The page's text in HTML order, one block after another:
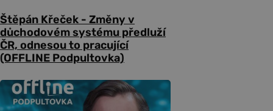
Štěpán Křeček - Změny v
důchodovém systému předluží
ČR, odnesou to pracující
(OFFLINE Podpultovka)